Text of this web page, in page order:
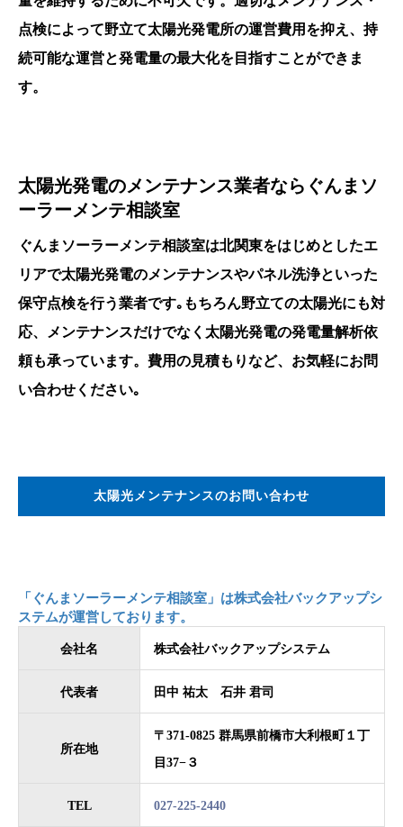
点検によって野立て太陽光発電所の運営費用を抑え、持
続可能な運営と発電量の最大化を目指すことができま
す。
太陽光発電のメンテナンス業者ならぐんまソ
ーラーメンテ相談室
ぐんまソーラーメンテ相談室は北関東をはじめとしたエ
リアで太陽光発電のメンテナンスやパネル洗浄といった
保守点検を行う業者です｡もちろん野立ての太陽光にも対
応、メンテナンスだけでなく太陽光発電の発電量解析依
頼も承っています。費用の見積もりなど、お気軽にお問
い合わせください｡
太陽光メンテナンスのお問い合わせ
「ぐんまソーラーメンテ相談室」は株式会社バックアップシ
ステムが運営しております。
会社名 株式会社バックアップシステム
代表者 田中 祐太 石井 君司
所在地
〒371-0825 群馬県前橋市大利根町１丁
目37−３
TEL 027-225-2440